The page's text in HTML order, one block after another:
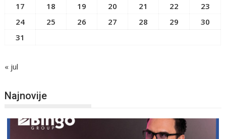
17
18 19 20 21 22
23
24
25 26 27 28 29
30
31
« jul
Najnovije